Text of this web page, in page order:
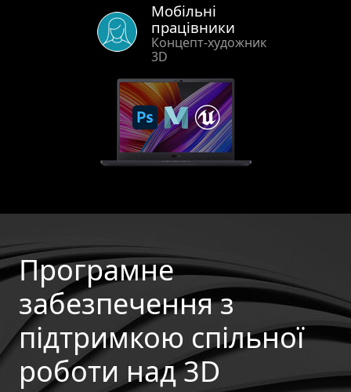
Мобільні
працівники
Концепт-художник
3D
Програмне
забезпечення з
підтримкою спільної
роботи над 3D